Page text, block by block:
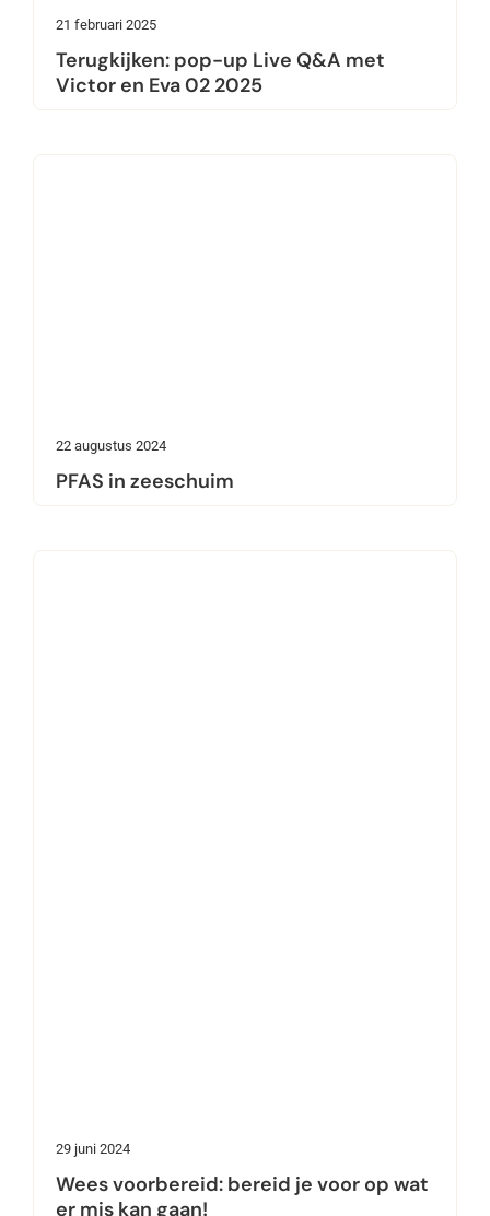
21 februari 2025
Terugkijken: pop-up Live Q&A met
Victor en Eva 02 2025
22 augustus 2024
PFAS in zeeschuim
29 juni 2024
Wees voorbereid: bereid je voor op wat
er mis kan gaan!